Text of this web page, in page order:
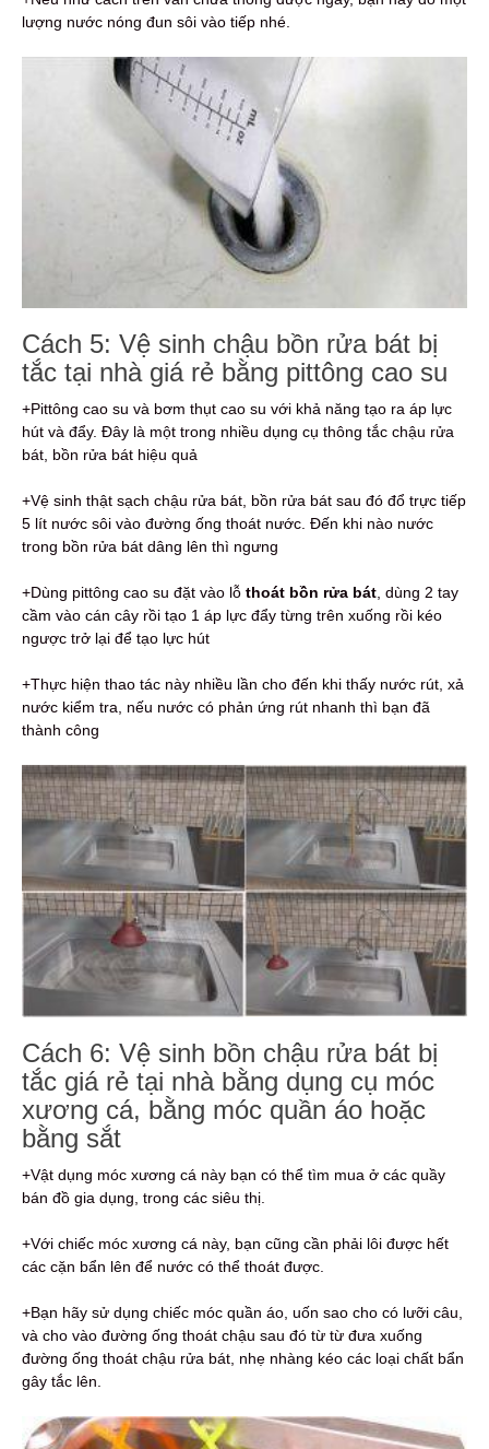
lượng nước nóng đun sôi vào tiếp nhé.
Cách 5: Vệ sinh chậu bồn rửa bát bị
tắc tại nhà giá rẻ bằng pittông cao su
+Pittông cao su và bơm thụt cao su với khả năng tạo ra áp lực
hút và đẩy. Đây là một trong nhiều dụng cụ thông tắc chậu rửa
bát, bồn rửa bát hiệu quả
+Vệ sinh thật sạch chậu rửa bát, bồn rửa bát sau đó đổ trực tiếp
5 lít nước sôi vào đường ống thoát nước. Đến khi nào nước
trong bồn rửa bát dâng lên thì ngưng
+Dùng pittông cao su đặt vào lỗ thoát bồn rửa bát , dùng 2 tay
cầm vào cán cây rồi tạo 1 áp lực đẩy từng trên xuống rồi kéo
ngược trở lại để tạo lực hút
+Thực hiện thao tác này nhiều lần cho đến khi thấy nước rút, xả
nước kiểm tra, nếu nước có phản ứng rút nhanh thì bạn đã
thành công
Cách 6: Vệ sinh bồn chậu rửa bát bị
tắc giá rẻ tại nhà bằng dụng cụ móc
xương cá, bằng móc quần áo hoặc
bằng sắt
+Vật dụng móc xương cá này bạn có thể tìm mua ở các quầy
bán đồ gia dụng, trong các siêu thị.
+Với chiếc móc xương cá này, bạn cũng cần phải lôi được hết
các cặn bẩn lên để nước có thể thoát được.
+Bạn hãy sử dụng chiếc móc quần áo, uốn sao cho có lưỡi câu,
và cho vào đường ống thoát chậu sau đó từ từ đưa xuống
đường ống thoát chậu rửa bát, nhẹ nhàng kéo các loại chất bẩn
gây tắc lên.